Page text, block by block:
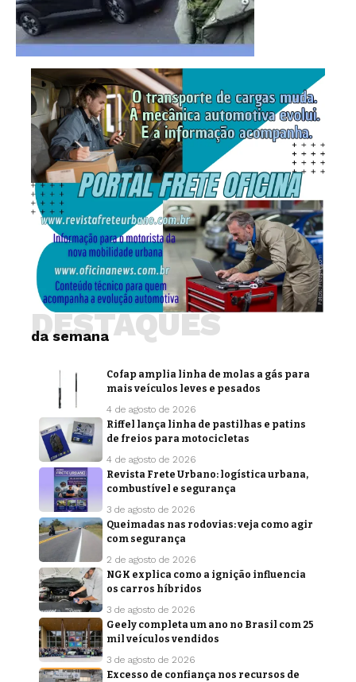
da semana
DESTAQUES
Cofap amplia linha de molas a gás para
mais veículos leves e pesados
4 de agosto de 2026
Riffel lança linha de pastilhas e patins
de freios para motocicletas
4 de agosto de 2026
Revista Frete Urbano: logística urbana,
combustível e segurança
3 de agosto de 2026
Queimadas nas rodovias: veja como agir
com segurança
2 de agosto de 2026
NGK explica como a ignição influencia
os carros híbridos
3 de agosto de 2026
Geely completa um ano no Brasil com 25
mil veículos vendidos
3 de agosto de 2026
Excesso de confiança nos recursos de